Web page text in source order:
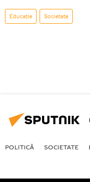
Educație Societate
POLITICĂ SOCIETATE